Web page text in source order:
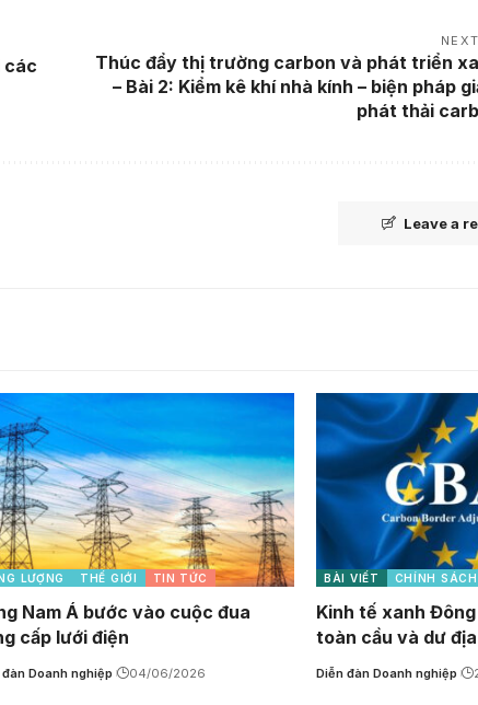
các
Thúc đẩy thị trường carbon và phát triển
– Bài 2: Kiểm kê khí nhà kính – biện pháp
phát thải
Leave a
LƯỢNG THẾ GIỚI TIN TỨC
Nam Á bước vào cuộc đua
cấp lưới điện
Doanh nghiệp 04/06/2026
BÀI VIẾT CHÍNH SÁCH
Kinh tế xanh
toàn cầu và dư
Diễn đàn Doanh nghiệp